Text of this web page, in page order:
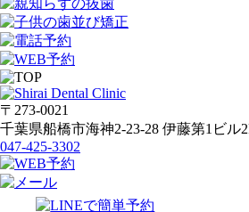
〒273-0021
千葉県船橋市海神2-23-28 伊藤第1ビル
047-425-3302